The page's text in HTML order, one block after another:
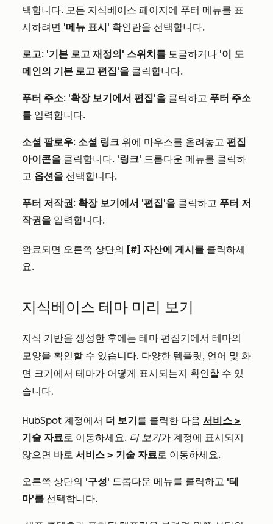
택합니다. 모든 지식베이스 페이지에 푸터 메뉴를 표
시하려면 '메뉴 표시' 확인란을 선택합니다.
로고: '기본 로고 재정의' 스위치를 토글하거나 '이 도
메인의 기본 로고 편집'을 클릭합니다.
푸터 주소: '확장 보기에서 편집'을 클릭하고 푸터 주소
를 입력합니다.
소셜 팔로우: 소셜 링크 위에 마우스를 올려놓고 편집
아이콘을 클릭합니다. '링크' 드롭다운 메뉴를 클릭하
고 옵션을 선택합니다.
푸터 저작권: 확장 보기에서 '편집'을 클릭하고 푸터 저
작권을 입력합니다.
완료되면 오른쪽 상단의 [#] 자산에 게시를 클릭하세
요.
지식베이스 테마 미리 보기
지식 기반을 생성한 후에는 테마 편집기에서 테마의
모양을 확인할 수 있습니다. 다양한 템플릿, 언어 및 화
면 크기에서 테마가 어떻게 표시되는지 확인할 수 있
습니다.
HubSpot 계정에서 더 보기를 클릭한 다음 서비스 >
기술 자료로 이동하세요. 더 보기가 계정에 표시되지
않으면 바로 서비스 > 기술 자료로 이동하세요.
오른쪽 상단의 '구성' 드롭다운 메뉴를 클릭하고 '테
마'를 선택합니다.